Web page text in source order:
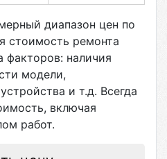
диапазон цен по
стоимость ремонта
факторов: наличия
модели,
и т.д. Всегда
включая
работ.